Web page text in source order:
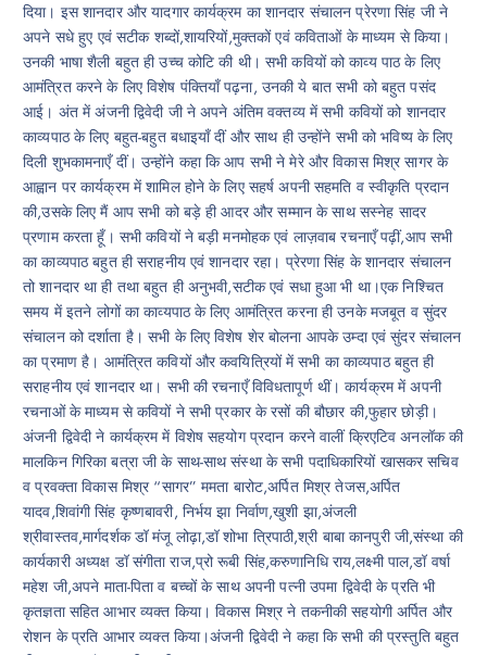
दिया। इस शानदार और यादगार कार्यक्रम का शानदार संचालन प्रेरणा सिंह जी ने
अपने सधे हुए एवं सटीक शब्दों,शायरियों,मुक्तकों एवं कविताओं के माध्यम से किया।
उनकी भाषा शैली बहुत ही उच्च कोटि की थी। सभी कवियों को काव्य पाठ के लिए
आमंत्रित करने के लिए विशेष पंक्तियाँ पढ़ना, उनकी ये बात सभी को बहुत पसंद
आई। अंत में अंजनी द्विवेदी जी ने अपने अंतिम वक्तव्य में सभी कवियों को शानदार
काव्यपाठ के लिए बहुत-बहुत बधाइयाँ दीं और साथ ही उन्होंने सभी को भविष्य के लिए
दिली शुभकामनाएँ दीं। उन्होंने कहा कि आप सभी ने मेरे और विकास मिश्र सागर के
आह्वान पर कार्यक्रम में शामिल होने के लिए सहर्ष अपनी सहमति व स्वीकृति प्रदान
की,उसके लिए मैं आप सभी को बड़े ही आदर और सम्मान के साथ सस्नेह सादर
प्रणाम करता हूँ। सभी कवियों ने बड़ी मनमोहक एवं लाज़वाब रचनाएँ पढ़ीं,आप सभी
का काव्यपाठ बहुत ही सराहनीय एवं शानदार रहा। प्रेरणा सिंह के शानदार संचालन
तो शानदार था ही तथा बहुत ही अनुभवी,सटीक एवं सधा हुआ भी था।एक निश्चित
समय में इतने लोगों का काव्यपाठ के लिए आमंत्रित करना ही उनके मजबूत व सुंदर
संचालन को दर्शाता है। सभी के लिए विशेष शेर बोलना आपके उम्दा एवं सुंदर संचालन
का प्रमाण है। आमंत्रित कवियों और कवयित्रियों में सभी का काव्यपाठ बहुत ही
सराहनीय एवं शानदार था। सभी की रचनाएँ विविधतापूर्ण थीं। कार्यक्रम में अपनी
रचनाओं के माध्यम से कवियों ने सभी प्रकार के रसों की बौछार की,फुहार छोड़ी।
अंजनी द्विवेदी ने कार्यक्रम में विशेष सहयोग प्रदान करने वालीं क्रिएटिव अनलॉक की
मालकिन गिरिका बत्रा जी के साथ-साथ संस्था के सभी पदाधिकारियों खासकर सचिव
व प्रवक्ता विकास मिश्र “सागर” ममता बारोट,अर्पित मिश्र तेजस,अर्पित
यादव,शिवांगी सिंह कृष्णबावरी, निर्भय झा निर्वाण,खुशी झा,अंजली
श्रीवास्तव,मार्गदर्शक डॉ मंजू लोढ़ा,डॉ शोभा त्रिपाठी,श्री बाबा कानपुरी जी,संस्था की
कार्यकारी अध्यक्ष डॉ संगीता राज,प्रो रूबी सिंह,करुणानिधि राय,लक्ष्मी पाल,डॉ वर्षा
महेश जी,अपने माता-पिता व बच्चों के साथ अपनी पत्नी उपमा द्विवेदी के प्रति भी
कृतज्ञता सहित आभार व्यक्त किया। विकास मिश्र ने तकनीकी सहयोगी अर्पित और
रोशन के प्रति आभार व्यक्त किया।अंजनी द्विवेदी ने कहा कि सभी की प्रस्तुति बहुत